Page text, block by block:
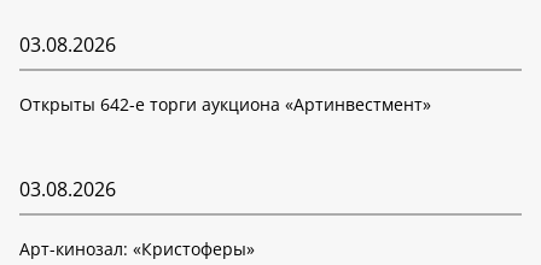
03.08.2026
Открыты 642-е торги аукциона «Артинвестмент»
03.08.2026
Арт-кинозал: «Кристоферы»